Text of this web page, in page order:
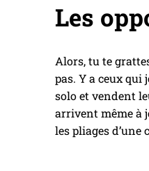
Les
Alors, tu te
pas. Y a ceux qui
solo et vendent
arrivent même à
les pliages d’une